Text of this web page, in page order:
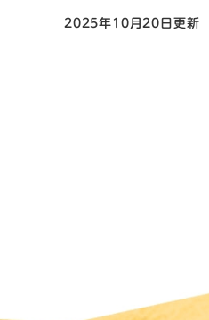
2025年10月20日更新